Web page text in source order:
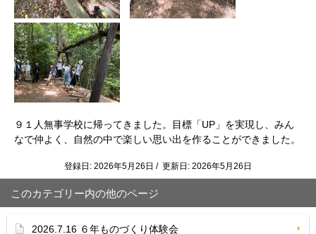
９１人無事学校に帰ってきました。目標「UP」を実現し、みん
なで仲よく、自然の中で楽しい思い出を作ることができました。
登録日: 2026年5月26日 / 更新日: 2026年5月26日
このカテゴリー内の他のページ
2026.7.16 ６年ものづくり体験会